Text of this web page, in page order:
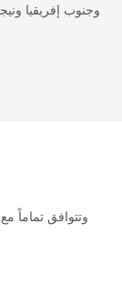
وجنوب إفريقيا